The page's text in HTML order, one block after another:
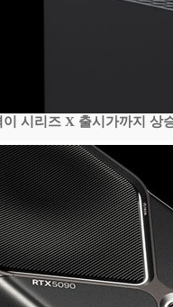
시리즈 X 출시가까지 상